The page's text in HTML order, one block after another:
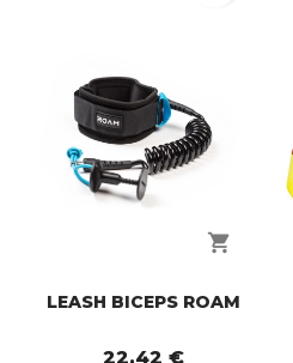
shopping_cart
LEASH BICEPS ROAM
22,42 €